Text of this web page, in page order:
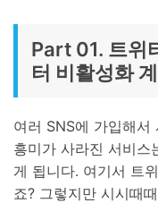
Part 01. 트위
터 비활성화
여러 SNS에 가입해
흥미가 사라진 서비
게 됩니다. 여기서 트
죠? 그렇지만 시시때